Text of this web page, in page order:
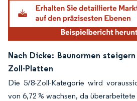
Nach Dicke: Baunormen
Zoll-Platten
Die 5/8-Zoll-Kategorie wird
von 6,72 % wachsen, da